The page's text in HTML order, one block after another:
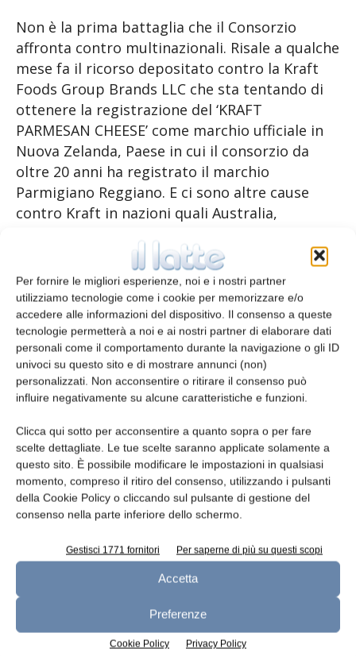
Per fornire le migliori esperienze, noi e i nostri partner
utilizziamo tecnologie come i cookie per memorizzare e/o
accedere alle informazioni del dispositivo. Il consenso a queste
tecnologie permetterà a noi e ai nostri partner di elaborare dati
personali come il comportamento durante la navigazione o gli ID
univoci su questo sito e di mostrare annunci (non)
personalizzati. Non acconsentire o ritirare il consenso può
influire negativamente su alcune caratteristiche e funzioni.
Clicca qui sotto per acconsentire a quanto sopra o per fare
scelte dettagliate. Le tue scelte saranno applicate solamente a
questo sito. È possibile modificare le impostazioni in qualsiasi
momento, compreso il ritiro del consenso, utilizzando i pulsanti
della Cookie Policy o cliccando sul pulsante di gestione del
consenso nella parte inferiore dello schermo.
Gestisci 1771 fornitori Per saperne di più su questi scopi
Accetta
Preferenze
Cookie Policy Privacy Policy
Non è la prima battaglia che il Consorzio
affronta contro multinazionali. Risale a qualche
mese fa il ricorso depositato contro la Kraft
Foods Group Brands LLC che sta tentando di
ottenere la registrazione del ‘KRAFT
PARMESAN CHEESE’ come marchio ufficiale in
Nuova Zelanda, Paese in cui il consorzio da
oltre 20 anni ha registrato il marchio
Parmigiano Reggiano. E ci sono altre cause
contro Kraft in nazioni quali Australia,
“Il Consorzio Parmigiano Reggiano è attento e
pronto a combattere ogni frode – ha
evidenziato il presidente Nicola Bertinelli –
questo successo alimenta la nostra fiducia
nella battaglia per la difesa del ‘parmesan’ che
stiamo conducendo da decenni, prima in
Europa e ora nel mondo. Se una multinazionale
Parmigiano Reggiano su un prodotto
contenente parmesan, questa è la prova
evidente che per i consumatori di Campbell il
nome parmesan non è generico, e viene legato
alla dop Parmigiano Reggiano”.
Consorzio Parmigiano Reggiano